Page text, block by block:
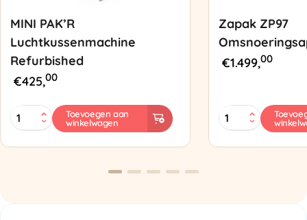
MINI PAK’R
Luchtkussenmachine
Refurbished
€425,00
MINI
PAK'R
Refurbished
Toevoegen aan
winkelwagen
Zapak ZP97
€1.499,00
Zapak
ZP97
aantal